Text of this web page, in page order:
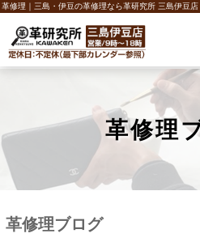
革修理｜三島・伊豆の革修理なら革研究所 三島伊豆店
革修理
革修理ブログ